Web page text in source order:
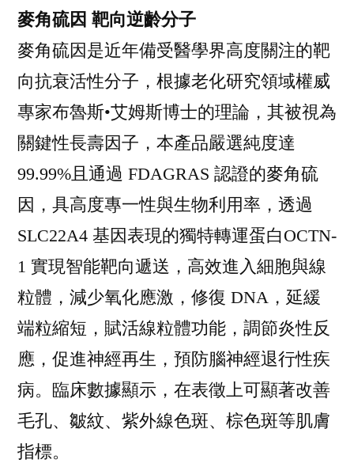
麥角硫因 靶向逆齡分子
麥角硫因是近年備受醫學界高度關注的靶
向抗衰活性分子，根據老化研究領域權威
專家布魯斯•艾姆斯博士的理論，其被視為
關鍵性長壽因子，本產品嚴選純度達
99.99%且通過 FDAGRAS 認證的麥角硫
因，具高度專一性與生物利用率，透過
SLC22A4 基因表現的獨特轉運蛋白OCTN-
1 實現智能靶向遞送，高效進入細胞與線
粒體，減少氧化應激，修復 DNA，延緩
端粒縮短，賦活線粒體功能，調節炎性反
應，促進神經再生，預防腦神經退行性疾
病。臨床數據顯示，在表徵上可顯著改善
毛孔、皺紋、紫外線色斑、棕色斑等肌膚
指標。